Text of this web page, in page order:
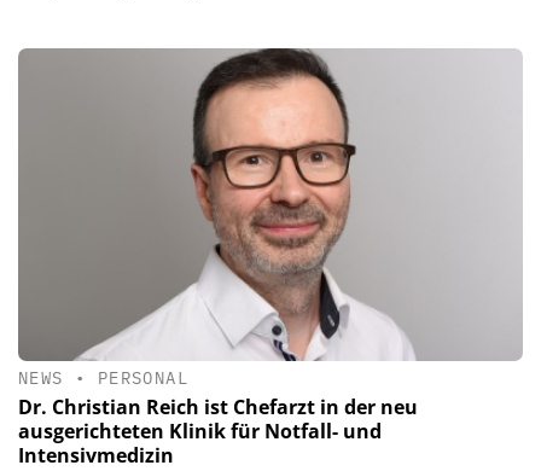
NEWS • PERSONAL
Dr. Christian Reich ist Chefarzt in der neu
ausgerichteten Klinik für Notfall- und
Intensivmedizin